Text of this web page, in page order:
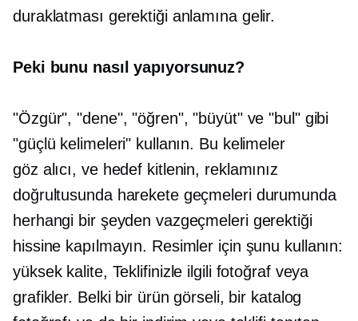
duraklatması gerektiği anlamına gelir.
Peki bunu nasıl yapıyorsunuz?
"Özgür", "dene", "öğren", "büyüt" ve "bul" gibi
"güçlü kelimeleri" kullanın. Bu kelimeler
göz alıcı, ve hedef kitlenin, reklamınız
doğrultusunda harekete geçmeleri durumunda
herhangi bir şeyden vazgeçmeleri gerektiği
hissine kapılmayın. Resimler için şunu kullanın:
yüksek kalite, Teklifinizle ilgili fotoğraf veya
grafikler. Belki bir ürün görseli, bir katalog